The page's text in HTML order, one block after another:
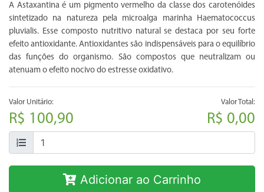
A Astaxantina é um pigmento vermelho da classe dos carotenóides
sintetizado na natureza pela microalga marinha Haematococcus
pluvialis. Esse composto nutritivo natural se destaca por seu forte
efeito antioxidante. Antioxidantes são indispensáveis para o equilíbrio
das funções do organismo. São compostos que neutralizam ou
atenuam o efeito nocivo do estresse oxidativo.
Valor Unitário:
R$ 100,90
Valor Total:
R$ 0,00
Adicionar ao Carrinho